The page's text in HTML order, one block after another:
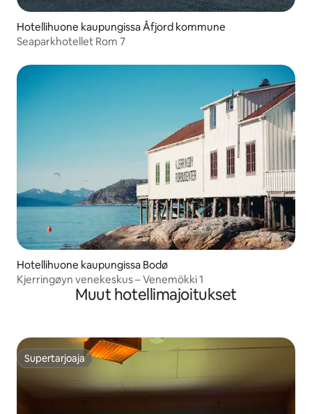
Hotellihuone kaupungissa Åfjord kommune
Seaparkhotellet Rom 7
Hotellihuone kaupungissa Bodø
Kjerringøyn venekeskus – Venemökki 1
Muut hotellimajoitukset
Supertarjoaja
Supertarjoaja